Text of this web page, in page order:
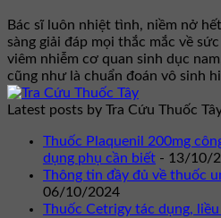
Bác sĩ luôn nhiệt tình, niềm nở
sàng giải đáp mọi thắc mắc về
viêm nhiễm cơ quan sinh dục
cũng như là chuẩn đoán vô sinh
Latest posts by Tra Cứu Thuốc
Thuốc Plaquenil 200mg
dụng phụ cần biết - 13/10/
Thông tin đầy đủ về thuốc
06/10/2024
Thuốc Cetrigy tác dụng,